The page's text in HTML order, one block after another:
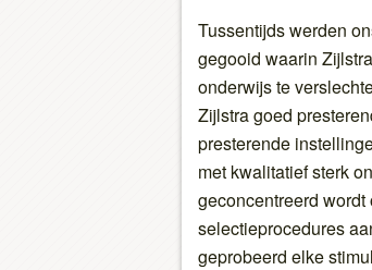
Tussentijds werden
gegooid waarin
onderwijs te
Zijlstra goed
presterende
met kwalitatief sterk
geconcentreerd
selectieprocedures
geprobeerd elke